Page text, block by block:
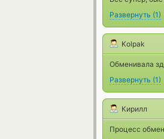
Развернуть (1)
Kolpak
Обменивала
Развернуть (1)
Кирилл
Процесс